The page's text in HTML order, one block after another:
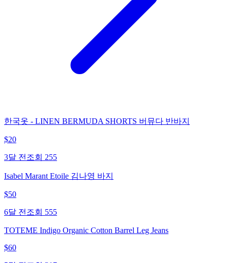
한국옷 - LINEN BERMUDA SHORTS 버뮤다 반바지
$20
3달 전 조회 255
Isabel Marant Etoile 김나영 바지
$50
6달 전 조회 555
TOTEME Indigo Organic Cotton Barrel Leg Jeans
$60